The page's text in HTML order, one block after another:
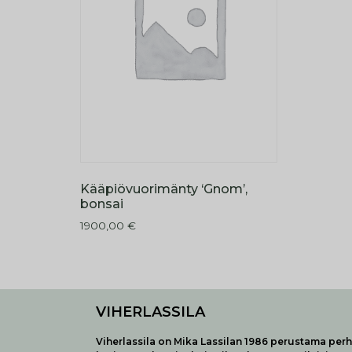
Kääpiövuorimänty ‘Gnom’,
bonsai
1900,00 €
VIHERLASSILA
Viherlassila on Mika Lassilan 1986 perustama